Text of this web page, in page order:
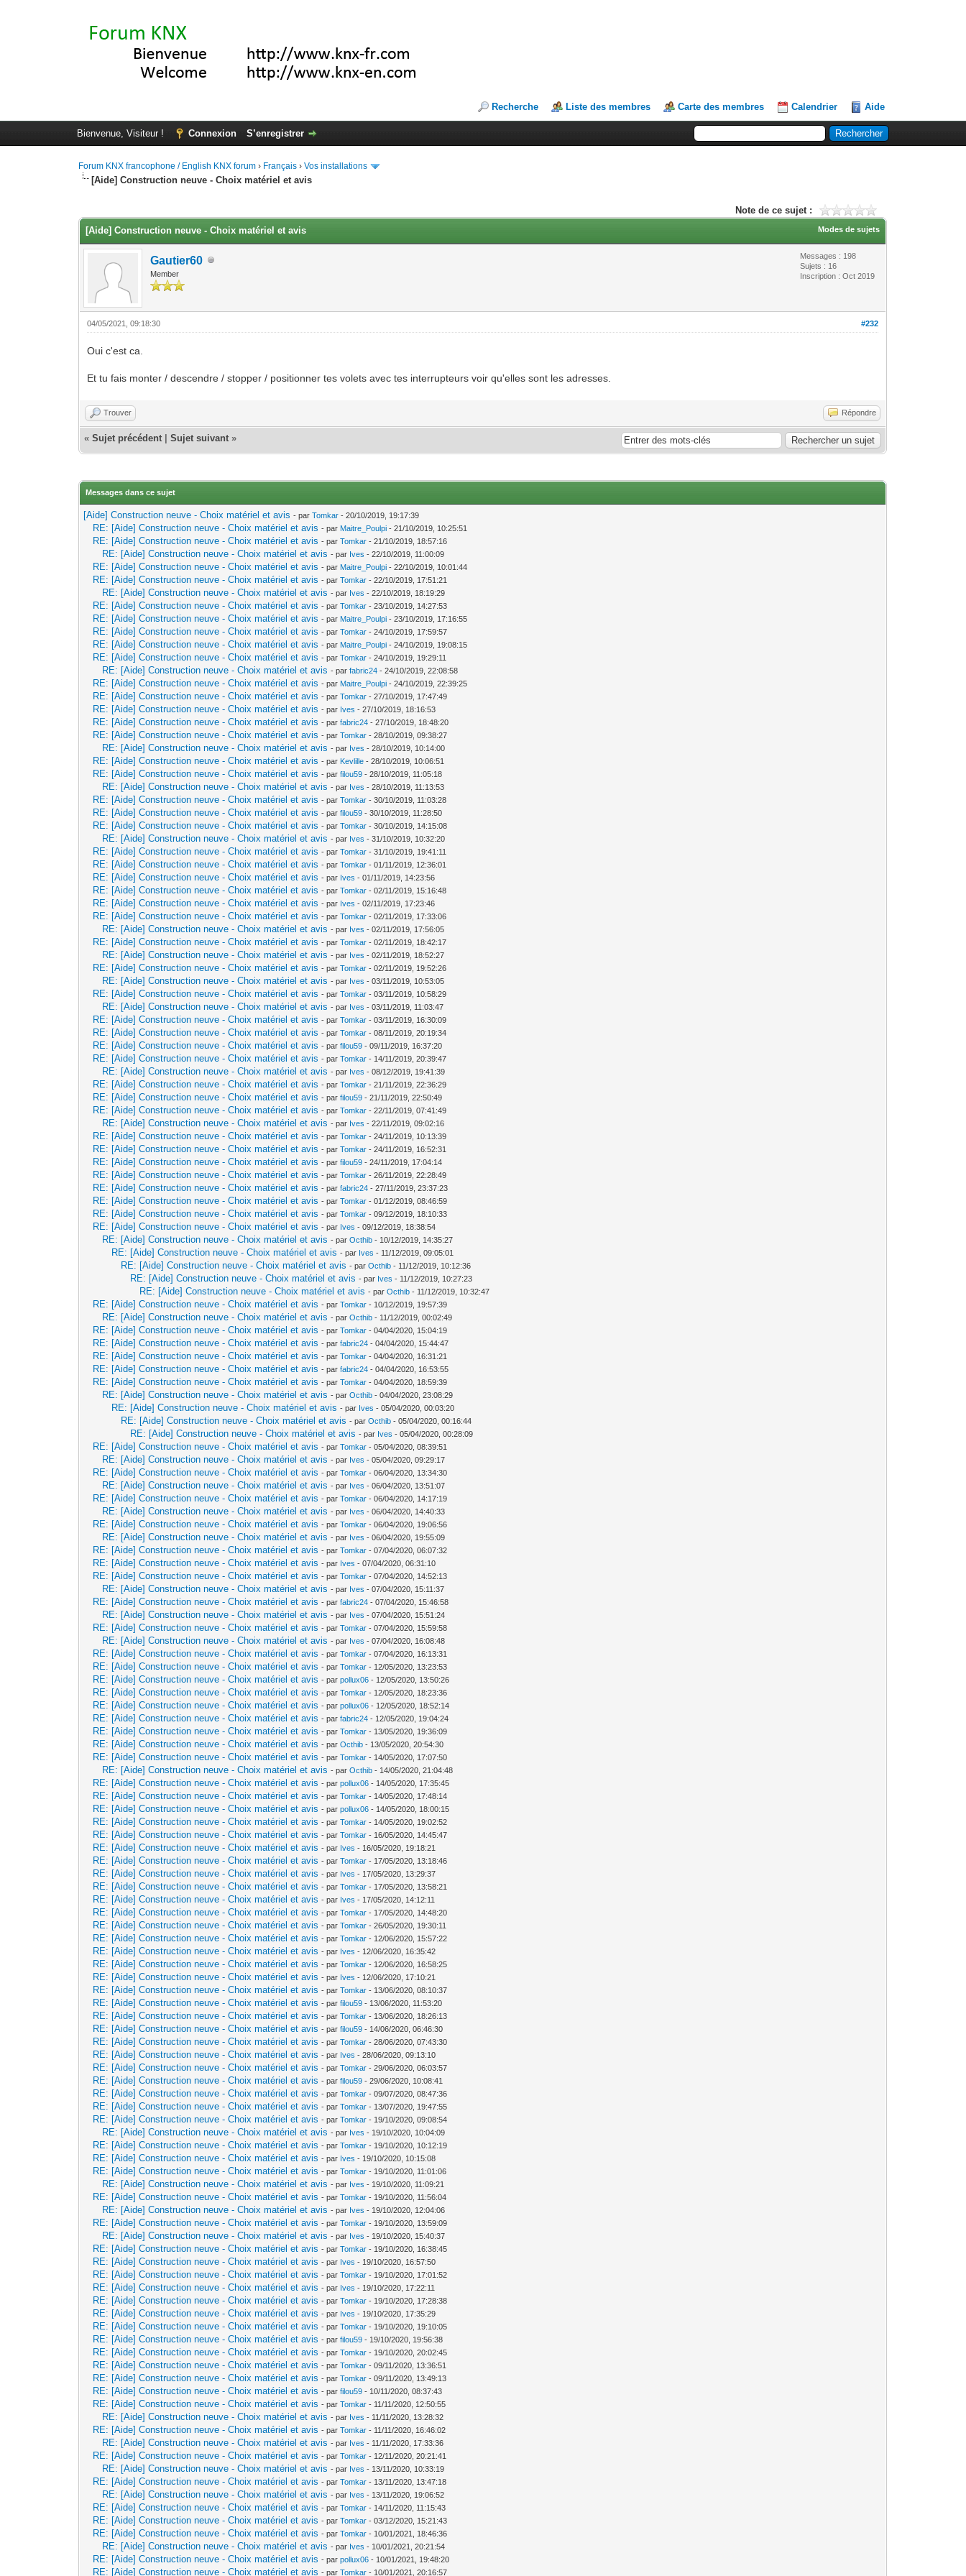
Recherche Liste des membres Carte des membres Calendrier Aide
Bienvenue, Visiteur ! Connexion S’enregistrer
Forum KNX francophone / English KNX forum › Français ›Vos installations
[Aide] Construction neuve - Choix matériel et avis
Note de ce sujet :
Modes de sujets
[Aide] Construction neuve - Choix matériel et avis
Gautier60
Member
Messages : 198
Sujets : 16
Inscription : Oct 2019
#232
04/05/2021, 09:18:30
Oui c'est ca.
Et tu fais monter / descendre / stopper / positionner tes volets avec tes interrupteurs voir qu'elles sont les adresses.
Trouver Répondre
«Sujet précédent |Sujet suivant »
Messages dans ce sujet
[Aide] Construction neuve - Choix matériel et avis - parTomkar - 20/10/2019, 19:17:39
RE: [Aide] Construction neuve - Choix matériel et avis - par Maitre_Poulpi - 21/10/2019, 10:25:51
RE: [Aide] Construction neuve - Choix matériel et avis - parTomkar - 21/10/2019, 18:57:16
RE: [Aide] Construction neuve - Choix matériel et avis - par Ives - 22/10/2019, 11:00:09
RE: [Aide] Construction neuve - Choix matériel et avis - par Maitre_Poulpi - 22/10/2019, 10:01:44
RE: [Aide] Construction neuve - Choix matériel et avis - parTomkar - 22/10/2019, 17:51:21
RE: [Aide] Construction neuve - Choix matériel et avis - par Ives - 22/10/2019, 18:19:29
RE: [Aide] Construction neuve - Choix matériel et avis - parTomkar - 23/10/2019, 14:27:53
RE: [Aide] Construction neuve - Choix matériel et avis - par Maitre_Poulpi - 23/10/2019, 17:16:55
RE: [Aide] Construction neuve - Choix matériel et avis - parTomkar - 24/10/2019, 17:59:57
RE: [Aide] Construction neuve - Choix matériel et avis - par Maitre_Poulpi - 24/10/2019, 19:08:15
RE: [Aide] Construction neuve - Choix matériel et avis - parTomkar - 24/10/2019, 19:29:11
RE: [Aide] Construction neuve - Choix matériel et avis - parfabric24 - 24/10/2019, 22:08:58
RE: [Aide] Construction neuve - Choix matériel et avis - par Maitre_Poulpi - 24/10/2019, 22:39:25
RE: [Aide] Construction neuve - Choix matériel et avis - parTomkar - 27/10/2019, 17:47:49
RE: [Aide] Construction neuve - Choix matériel et avis - par Ives - 27/10/2019, 18:16:53
RE: [Aide] Construction neuve - Choix matériel et avis - parfabric24 - 27/10/2019, 18:48:20
RE: [Aide] Construction neuve - Choix matériel et avis - parTomkar - 28/10/2019, 09:38:27
RE: [Aide] Construction neuve - Choix matériel et avis - par Ives - 28/10/2019, 10:14:00
RE: [Aide] Construction neuve - Choix matériel et avis - par Kevlille - 28/10/2019, 10:06:51
RE: [Aide] Construction neuve - Choix matériel et avis - parfilou59 - 28/10/2019, 11:05:18
RE: [Aide] Construction neuve - Choix matériel et avis - par Ives - 28/10/2019, 11:13:53
RE: [Aide] Construction neuve - Choix matériel et avis - parTomkar - 30/10/2019, 11:03:28
RE: [Aide] Construction neuve - Choix matériel et avis - parfilou59 - 30/10/2019, 11:28:50
RE: [Aide] Construction neuve - Choix matériel et avis - parTomkar - 30/10/2019, 14:15:08
RE: [Aide] Construction neuve - Choix matériel et avis - par Ives - 31/10/2019, 10:32:20
RE: [Aide] Construction neuve - Choix matériel et avis - parTomkar - 31/10/2019, 19:41:11
RE: [Aide] Construction neuve - Choix matériel et avis - parTomkar - 01/11/2019, 12:36:01
RE: [Aide] Construction neuve - Choix matériel et avis - par Ives - 01/11/2019, 14:23:56
RE: [Aide] Construction neuve - Choix matériel et avis - parTomkar - 02/11/2019, 15:16:48
RE: [Aide] Construction neuve - Choix matériel et avis - par Ives - 02/11/2019, 17:23:46
RE: [Aide] Construction neuve - Choix matériel et avis - parTomkar - 02/11/2019, 17:33:06
RE: [Aide] Construction neuve - Choix matériel et avis - par Ives - 02/11/2019, 17:56:05
RE: [Aide] Construction neuve - Choix matériel et avis - parTomkar - 02/11/2019, 18:42:17
RE: [Aide] Construction neuve - Choix matériel et avis - par Ives - 02/11/2019, 18:52:27
RE: [Aide] Construction neuve - Choix matériel et avis - parTomkar - 02/11/2019, 19:52:26
RE: [Aide] Construction neuve - Choix matériel et avis - par Ives - 03/11/2019, 10:53:05
RE: [Aide] Construction neuve - Choix matériel et avis - parTomkar - 03/11/2019, 10:58:29
RE: [Aide] Construction neuve - Choix matériel et avis - par Ives - 03/11/2019, 11:03:47
RE: [Aide] Construction neuve - Choix matériel et avis - parTomkar - 03/11/2019, 16:30:09
RE: [Aide] Construction neuve - Choix matériel et avis - parTomkar - 08/11/2019, 20:19:34
RE: [Aide] Construction neuve - Choix matériel et avis - parfilou59 - 09/11/2019, 16:37:20
RE: [Aide] Construction neuve - Choix matériel et avis - parTomkar - 14/11/2019, 20:39:47
RE: [Aide] Construction neuve - Choix matériel et avis - par Ives - 08/12/2019, 19:41:39
RE: [Aide] Construction neuve - Choix matériel et avis - parTomkar - 21/11/2019, 22:36:29
RE: [Aide] Construction neuve - Choix matériel et avis - parfilou59 - 21/11/2019, 22:50:49
RE: [Aide] Construction neuve - Choix matériel et avis - parTomkar - 22/11/2019, 07:41:49
RE: [Aide] Construction neuve - Choix matériel et avis - par Ives - 22/11/2019, 09:02:16
RE: [Aide] Construction neuve - Choix matériel et avis - parTomkar - 24/11/2019, 10:13:39
RE: [Aide] Construction neuve - Choix matériel et avis - parTomkar - 24/11/2019, 16:52:31
RE: [Aide] Construction neuve - Choix matériel et avis - parfilou59 - 24/11/2019, 17:04:14
RE: [Aide] Construction neuve - Choix matériel et avis - parTomkar - 26/11/2019, 22:28:49
RE: [Aide] Construction neuve - Choix matériel et avis - parfabric24 - 27/11/2019, 23:37:23
RE: [Aide] Construction neuve - Choix matériel et avis - parTomkar - 01/12/2019, 08:46:59
RE: [Aide] Construction neuve - Choix matériel et avis - parTomkar - 09/12/2019, 18:10:33
RE: [Aide] Construction neuve - Choix matériel et avis - par Ives - 09/12/2019, 18:38:54
RE: [Aide] Construction neuve - Choix matériel et avis - parOcthib - 10/12/2019, 14:35:27
RE: [Aide] Construction neuve - Choix matériel et avis - par Ives - 11/12/2019, 09:05:01
RE: [Aide] Construction neuve - Choix matériel et avis - parOcthib - 11/12/2019, 10:12:36
RE: [Aide] Construction neuve - Choix matériel et avis - par Ives - 11/12/2019, 10:27:23
RE: [Aide] Construction neuve - Choix matériel et avis - parOcthib - 11/12/2019, 10:32:47
RE: [Aide] Construction neuve - Choix matériel et avis - parTomkar - 10/12/2019, 19:57:39
RE: [Aide] Construction neuve - Choix matériel et avis - parOcthib - 11/12/2019, 00:02:49
RE: [Aide] Construction neuve - Choix matériel et avis - parTomkar - 04/04/2020, 15:04:19
RE: [Aide] Construction neuve - Choix matériel et avis - parfabric24 - 04/04/2020, 15:44:47
RE: [Aide] Construction neuve - Choix matériel et avis - parTomkar - 04/04/2020, 16:31:21
RE: [Aide] Construction neuve - Choix matériel et avis - parfabric24 - 04/04/2020, 16:53:55
RE: [Aide] Construction neuve - Choix matériel et avis - parTomkar - 04/04/2020, 18:59:39
RE: [Aide] Construction neuve - Choix matériel et avis - parOcthib - 04/04/2020, 23:08:29
RE: [Aide] Construction neuve - Choix matériel et avis - par Ives - 05/04/2020, 00:03:20
RE: [Aide] Construction neuve - Choix matériel et avis - parOcthib - 05/04/2020, 00:16:44
RE: [Aide] Construction neuve - Choix matériel et avis - par Ives - 05/04/2020, 00:28:09
RE: [Aide] Construction neuve - Choix matériel et avis - parTomkar - 05/04/2020, 08:39:51
RE: [Aide] Construction neuve - Choix matériel et avis - par Ives - 05/04/2020, 09:29:17
RE: [Aide] Construction neuve - Choix matériel et avis - parTomkar - 06/04/2020, 13:34:30
RE: [Aide] Construction neuve - Choix matériel et avis - par Ives - 06/04/2020, 13:51:07
RE: [Aide] Construction neuve - Choix matériel et avis - parTomkar - 06/04/2020, 14:17:19
RE: [Aide] Construction neuve - Choix matériel et avis - par Ives - 06/04/2020, 14:40:33
RE: [Aide] Construction neuve - Choix matériel et avis - parTomkar - 06/04/2020, 19:06:56
RE: [Aide] Construction neuve - Choix matériel et avis - par Ives - 06/04/2020, 19:55:09
RE: [Aide] Construction neuve - Choix matériel et avis - parTomkar - 07/04/2020, 06:07:32
RE: [Aide] Construction neuve - Choix matériel et avis - par Ives - 07/04/2020, 06:31:10
RE: [Aide] Construction neuve - Choix matériel et avis - parTomkar - 07/04/2020, 14:52:13
RE: [Aide] Construction neuve - Choix matériel et avis - par Ives - 07/04/2020, 15:11:37
RE: [Aide] Construction neuve - Choix matériel et avis - parfabric24 - 07/04/2020, 15:46:58
RE: [Aide] Construction neuve - Choix matériel et avis - par Ives - 07/04/2020, 15:51:24
RE: [Aide] Construction neuve - Choix matériel et avis - parTomkar - 07/04/2020, 15:59:58
RE: [Aide] Construction neuve - Choix matériel et avis - par Ives - 07/04/2020, 16:08:48
RE: [Aide] Construction neuve - Choix matériel et avis - parTomkar - 07/04/2020, 16:13:31
RE: [Aide] Construction neuve - Choix matériel et avis - parTomkar - 12/05/2020, 13:23:53
RE: [Aide] Construction neuve - Choix matériel et avis - parpollux06 - 12/05/2020, 13:50:26
RE: [Aide] Construction neuve - Choix matériel et avis - parTomkar - 12/05/2020, 18:23:36
RE: [Aide] Construction neuve - Choix matériel et avis - parpollux06 - 12/05/2020, 18:52:14
RE: [Aide] Construction neuve - Choix matériel et avis - parfabric24 - 12/05/2020, 19:04:24
RE: [Aide] Construction neuve - Choix matériel et avis - parTomkar - 13/05/2020, 19:36:09
RE: [Aide] Construction neuve - Choix matériel et avis - parOcthib - 13/05/2020, 20:54:30
RE: [Aide] Construction neuve - Choix matériel et avis - parTomkar - 14/05/2020, 17:07:50
RE: [Aide] Construction neuve - Choix matériel et avis - parOcthib - 14/05/2020, 21:04:48
RE: [Aide] Construction neuve - Choix matériel et avis - parpollux06 - 14/05/2020, 17:35:45
RE: [Aide] Construction neuve - Choix matériel et avis - parTomkar - 14/05/2020, 17:48:14
RE: [Aide] Construction neuve - Choix matériel et avis - parpollux06 - 14/05/2020, 18:00:15
RE: [Aide] Construction neuve - Choix matériel et avis - parTomkar - 14/05/2020, 19:02:52
RE: [Aide] Construction neuve - Choix matériel et avis - parTomkar - 16/05/2020, 14:45:47
RE: [Aide] Construction neuve - Choix matériel et avis - par Ives - 16/05/2020, 19:18:21
RE: [Aide] Construction neuve - Choix matériel et avis - parTomkar - 17/05/2020, 13:18:46
RE: [Aide] Construction neuve - Choix matériel et avis - par Ives - 17/05/2020, 13:29:37
RE: [Aide] Construction neuve - Choix matériel et avis - parTomkar - 17/05/2020, 13:58:21
RE: [Aide] Construction neuve - Choix matériel et avis - par Ives - 17/05/2020, 14:12:11
RE: [Aide] Construction neuve - Choix matériel et avis - parTomkar - 17/05/2020, 14:48:20
RE: [Aide] Construction neuve - Choix matériel et avis - parTomkar - 26/05/2020, 19:30:11
RE: [Aide] Construction neuve - Choix matériel et avis - parTomkar - 12/06/2020, 15:57:22
RE: [Aide] Construction neuve - Choix matériel et avis - par Ives - 12/06/2020, 16:35:42
RE: [Aide] Construction neuve - Choix matériel et avis - parTomkar - 12/06/2020, 16:58:25
RE: [Aide] Construction neuve - Choix matériel et avis - par Ives - 12/06/2020, 17:10:21
RE: [Aide] Construction neuve - Choix matériel et avis - parTomkar - 13/06/2020, 08:10:37
RE: [Aide] Construction neuve - Choix matériel et avis - parfilou59 - 13/06/2020, 11:53:20
RE: [Aide] Construction neuve - Choix matériel et avis - parTomkar - 13/06/2020, 18:26:13
RE: [Aide] Construction neuve - Choix matériel et avis - parfilou59 - 14/06/2020, 06:46:30
RE: [Aide] Construction neuve - Choix matériel et avis - parTomkar - 28/06/2020, 07:43:30
RE: [Aide] Construction neuve - Choix matériel et avis - par Ives - 28/06/2020, 09:13:10
RE: [Aide] Construction neuve - Choix matériel et avis - parTomkar - 29/06/2020, 06:03:57
RE: [Aide] Construction neuve - Choix matériel et avis - parfilou59 - 29/06/2020, 10:08:41
RE: [Aide] Construction neuve - Choix matériel et avis - parTomkar - 09/07/2020, 08:47:36
RE: [Aide] Construction neuve - Choix matériel et avis - parTomkar - 13/07/2020, 19:47:55
RE: [Aide] Construction neuve - Choix matériel et avis - parTomkar - 19/10/2020, 09:08:54
RE: [Aide] Construction neuve - Choix matériel et avis - par Ives - 19/10/2020, 10:04:09
RE: [Aide] Construction neuve - Choix matériel et avis - parTomkar - 19/10/2020, 10:12:19
RE: [Aide] Construction neuve - Choix matériel et avis - par Ives - 19/10/2020, 10:15:08
RE: [Aide] Construction neuve - Choix matériel et avis - parTomkar - 19/10/2020, 11:01:06
RE: [Aide] Construction neuve - Choix matériel et avis - par Ives - 19/10/2020, 11:09:21
RE: [Aide] Construction neuve - Choix matériel et avis - parTomkar - 19/10/2020, 11:56:04
RE: [Aide] Construction neuve - Choix matériel et avis - par Ives - 19/10/2020, 12:04:06
RE: [Aide] Construction neuve - Choix matériel et avis - parTomkar - 19/10/2020, 13:59:09
RE: [Aide] Construction neuve - Choix matériel et avis - par Ives - 19/10/2020, 15:40:37
RE: [Aide] Construction neuve - Choix matériel et avis - parTomkar - 19/10/2020, 16:38:45
RE: [Aide] Construction neuve - Choix matériel et avis - par Ives - 19/10/2020, 16:57:50
RE: [Aide] Construction neuve - Choix matériel et avis - parTomkar - 19/10/2020, 17:01:52
RE: [Aide] Construction neuve - Choix matériel et avis - par Ives - 19/10/2020, 17:22:11
RE: [Aide] Construction neuve - Choix matériel et avis - parTomkar - 19/10/2020, 17:28:38
RE: [Aide] Construction neuve - Choix matériel et avis - par Ives - 19/10/2020, 17:35:29
RE: [Aide] Construction neuve - Choix matériel et avis - parTomkar - 19/10/2020, 19:10:05
RE: [Aide] Construction neuve - Choix matériel et avis - parfilou59 - 19/10/2020, 19:56:38
RE: [Aide] Construction neuve - Choix matériel et avis - parTomkar - 19/10/2020, 20:02:45
RE: [Aide] Construction neuve - Choix matériel et avis - parTomkar - 09/11/2020, 13:36:51
RE: [Aide] Construction neuve - Choix matériel et avis - parTomkar - 09/11/2020, 13:49:13
RE: [Aide] Construction neuve - Choix matériel et avis - parfilou59 - 10/11/2020, 08:37:43
RE: [Aide] Construction neuve - Choix matériel et avis - parTomkar - 11/11/2020, 12:50:55
RE: [Aide] Construction neuve - Choix matériel et avis - par Ives - 11/11/2020, 13:28:32
RE: [Aide] Construction neuve - Choix matériel et avis - parTomkar - 11/11/2020, 16:46:02
RE: [Aide] Construction neuve - Choix matériel et avis - par Ives - 11/11/2020, 17:33:36
RE: [Aide] Construction neuve - Choix matériel et avis - parTomkar - 12/11/2020, 20:21:41
RE: [Aide] Construction neuve - Choix matériel et avis - par Ives - 13/11/2020, 10:33:19
RE: [Aide] Construction neuve - Choix matériel et avis - parTomkar - 13/11/2020, 13:47:18
RE: [Aide] Construction neuve - Choix matériel et avis - par Ives - 13/11/2020, 19:06:52
RE: [Aide] Construction neuve - Choix matériel et avis - parTomkar - 14/11/2020, 11:15:43
RE: [Aide] Construction neuve - Choix matériel et avis - parTomkar - 03/12/2020, 15:21:43
RE: [Aide] Construction neuve - Choix matériel et avis - parTomkar - 10/01/2021, 18:46:36
RE: [Aide] Construction neuve - Choix matériel et avis - par Ives - 10/01/2021, 20:21:54
RE: [Aide] Construction neuve - Choix matériel et avis - parpollux06 - 10/01/2021, 19:48:20
RE: [Aide] Construction neuve - Choix matériel et avis - parTomkar - 10/01/2021, 20:16:57